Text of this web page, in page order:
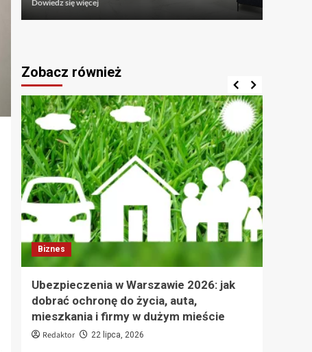
Dowiedz się więcej
mozaikowe
i
podłogowa
do
łazienki:
Kunsztowna
precyzja,
plastyczność
formy
i
antypoślizgowy
komfort
Zobacz również
Biznes
Ubezpieczenia w Warszawie 2026: jak
dobrać ochronę do życia, auta,
mieszkania i firmy w dużym mieście
Redaktor 22 lipca, 2026